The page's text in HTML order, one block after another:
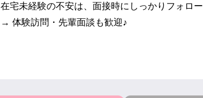
在宅未経験の不安は、面接時にしっかりフォロー
→ 体験訪問・先輩面談も歓迎♪